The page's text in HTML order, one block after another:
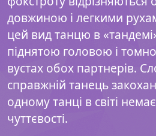
довжиною і легкими
цей вид танцю в
піднятою головою і
вустах обох партнерів.
справжній танець
одному танці в світі немає
чуттєвості.